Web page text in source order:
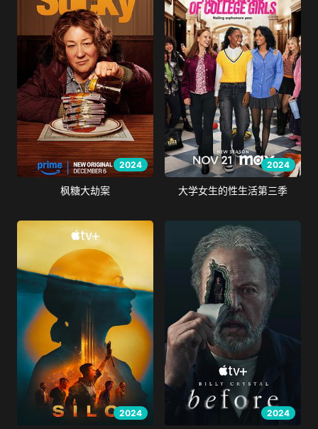
2024
枫糖大劫案
2024
大学女生的性生活第三季
2024 2024